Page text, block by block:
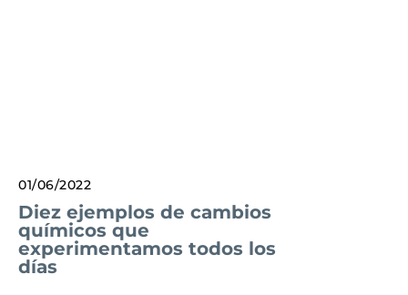
01/06/2022
Diez ejemplos de cambios
químicos que
experimentamos todos los
días